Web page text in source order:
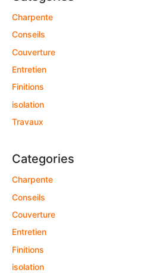
Charpente
Conseils
Couverture
Entretien
Finitions
isolation
Travaux
Categories
Charpente
Conseils
Couverture
Entretien
Finitions
isolation